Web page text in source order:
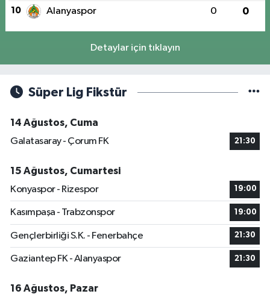
10 Alanyaspor 0 0
Detaylar için tıklayın
Süper Lig Fikstür
14 Ağustos, Cuma
Galatasaray - Çorum FK
21:30
15 Ağustos, Cumartesi
Konyaspor - Rizespor
19:00
Kasımpaşa - Trabzonspor 19:00
Gençlerbirliği S.K. - Fenerbahçe 21:30
Gaziantep FK - Alanyaspor 21:30
16 Ağustos, Pazar